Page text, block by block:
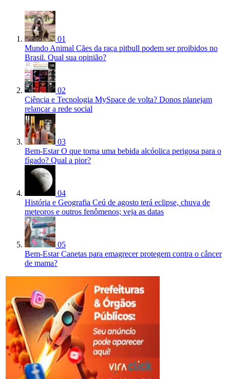
01
Mundo Animal Cães da raça pitbull podem ser proibidos no
Brasil. Qual sua opinião?
02
Ciência e Tecnologia MySpace de volta? Donos planejam
relançar a rede social
03
Bem-Estar O que torna uma bebida alcóolica perigosa para o
fígado? Qual a pior?
04
História e Geografia Ceú de agosto terá eclipse, chuva de
meteoros e outros fenômenos; veja as datas
05
Bem-Estar Canetas para emagrecer protegem contra o câncer
de mama?